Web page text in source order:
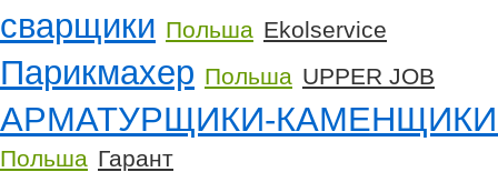
сварщики Польша Ekolservice
Парикмахер Польша UPPER JOB
АРМАТУРЩИКИ-
Польша Гарант